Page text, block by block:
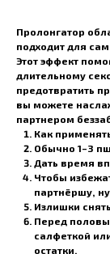
Пролонгатор
подходит для
Этот эффект
длительному
предотвратить
вы можете
партнером
Как
Обычно 1–3
Дать время
Чтобы
партнёршу,
Излишки
Перед
салфеткой
остатки.